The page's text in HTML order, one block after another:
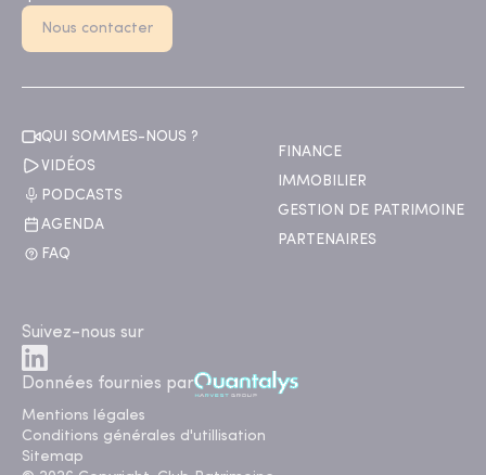
Nous contacter
QUI SOMMES-NOUS ?
VIDÉOS
PODCASTS
AGENDA
FAQ
FINANCE
IMMOBILIER
GESTION DE PATRIMOINE
PARTENAIRES
Suivez-nous sur
Données fournies par
Mentions légales
Conditions générales d'utillisation
Sitemap